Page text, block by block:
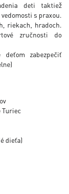
deti taktiež
s praxou.
riekach, hradoch.
zručnosti do
deťom zabezpečiť
Turiec
dieťa)